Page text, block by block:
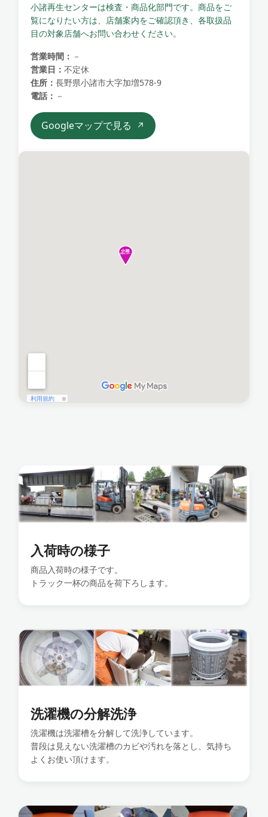
小諸再生センターは検査・商品化部門です。商品をご
覧になりたい方は、店舗案内をご確認頂き、各取扱品
目の対象店舗へお問い合わせください。
営業時間： －
営業日： 不定休
住所： 長野県小諸市大字加増578-9
電話： －
Googleマップで見る
入荷時の様子
商品入荷時の様子です。
トラック一杯の商品を荷下ろします。
洗濯機の分解洗浄
洗濯機は洗濯槽を分解して洗浄しています。
普段は見えない洗濯槽のカビや汚れを落とし、気持ち
よくお使い頂けます。